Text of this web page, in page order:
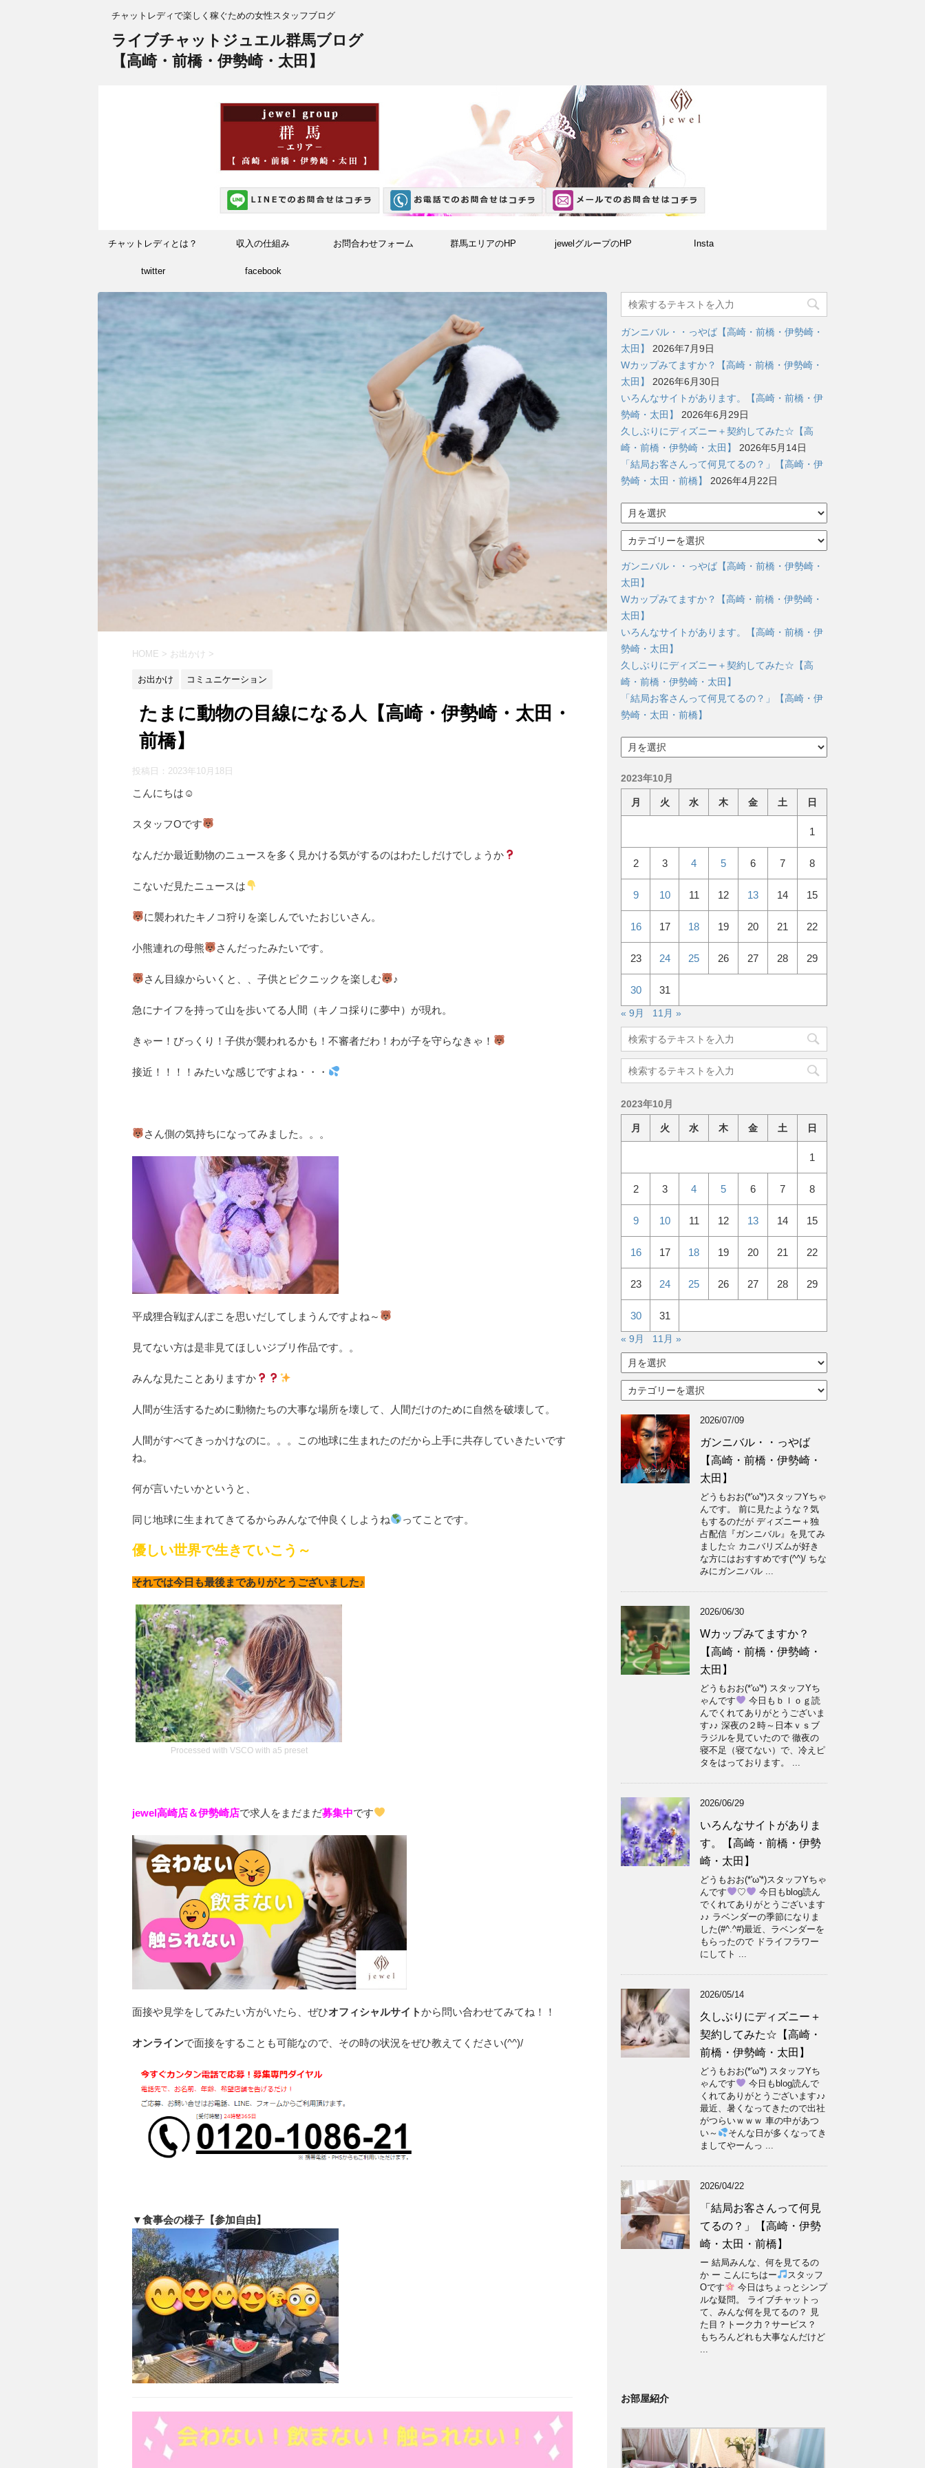
チャットレディで楽しく稼ぐための女性スタッフブログ
ライブチャットジュエル群馬ブログ
【高崎・前橋・伊勢崎・太田】
チャットレディとは？ 収入の仕組み お問合わせフォーム 群馬エリアのHP jewelグループのHP Insta
twitter facebook
HOME > お出かけ >
お出かけ コミュニケーション
たまに動物の目線になる人【高崎・伊勢崎・太田・
前橋】
投稿日： 2023年10月18日
こんにちは☺
スタッフOです
なんだか最近動物のニュースを多く見かける気がするのはわたしだけでしょうか
こないだ見たニュースは
に襲われたキノコ狩りを楽しんでいたおじいさん。
小熊連れの母熊 さんだったみたいです。
さん目線からいくと、、子供とピクニックを楽しむ ♪
急にナイフを持って山を歩いてる人間（キノコ採りに夢中）が現れ。
きゃー！びっくり！子供が襲われるかも！不審者だわ！わが子を守らなきゃ！
接近！！！！みたいな感じですよね・・・
さん側の気持ちになってみました。。。
平成狸合戦ぽんぽこを思いだしてしまうんですよね～
見てない方は是非見てほしいジブリ作品です。。
みんな見たことありますか
人間が生活するために動物たちの大事な場所を壊して、人間だけのために自然を破壊して。
人間がすべてきっかけなのに。。。この地球に生まれたのだから上手に共存していきたいです
ね。
何が言いたいかというと、
同じ地球に生まれてきてるからみんなで仲良くしようね ってことです。
優しい世界で生きていこう～
それでは今日も最後までありがとうございました♪
Processed with VSCO with a5 preset
jewel高崎店＆伊勢崎店で求人をまだまだ募集中です
面接や見学をしてみたい方がいたら、ぜひオフィシャルサイトから問い合わせてみてね！！
オンラインで面接をすることも可能なので、その時の状況をぜひ教えてください(^^)/
▼食事会の様子【参加自由】
ガンニバル・・っやば【高崎・前橋・伊勢崎・
太田】
2026年7月9日
Wカップみてますか？【高崎・前橋・伊勢崎・
太田】
2026年6月30日
いろんなサイトがあります。【高崎・前橋・伊
勢崎・太田】
2026年6月29日
久しぶりにディズニー＋契約してみた☆【高
崎・前橋・伊勢崎・太田】
2026年5月14日
「結局お客さんって何見てるの？」【高崎・伊
勢崎・太田・前橋】
2026年4月22日
ー
イ
ブ
テ
ゴ
リ
ガンニバル・・っやば【高崎・前橋・伊勢崎・
太田】
Wカップみてますか？【高崎・前橋・伊勢崎・
太田】
いろんなサイトがあります。【高崎・前橋・伊
勢崎・太田】
久しぶりにディズニー＋契約してみた☆【高
崎・前橋・伊勢崎・太田】
「結局お客さんって何見てるの？」【高崎・伊
勢崎・太田・前橋】
ー
イ
2023年10月
月 火 水 木 金 土 日
1
2 3 4 5 6 7 8
9 10 11 12 13 14 15
16 17 18 19 20 21 22
23 24 25 26 27 28 29
30 31
« 9月 11月 »
2023年10月
月 火 水 木 金 土 日
1
2 3 4 5 6 7 8
9 10 11 12 13 14 15
16 17 18 19 20 21 22
23 24 25 26 27 28 29
30 31
« 9月
11月 »
ー
イ
ブ
テ
ゴ
ー
2026/07/09
ガンニバル・・っやば
【高崎・前橋・伊勢崎・
太田】
どうもおお(*'ω'*)スタッフYちゃ
んです。 前に見たような？気
もするのだが ディズニー＋独
占配信『ガンニバル』を見てみ
ました☆ カニバリズムが好き
な方にはおすすめです(^^)/ ちな
みにガンニバル ...
2026/06/30
Wカップみてますか？
【高崎・前橋・伊勢崎・
太田】
どうもおお(*'ω'*) スタッフYち
ゃんです
今日もｂｌｏｇ読
んでくれてありがとうございま
す♪♪ 深夜の２時～日本ｖｓブ
ラジルを見ていたので 徹夜の
寝不足（寝てない）で、冷えピ
タをはっております。 ...
2026/06/29
いろんなサイトがありま
す。【高崎・前橋・伊勢
崎・太田】
どうもおお(*'ω'*)スタッフYちゃ
んです
♡
今日もblog読ん
でくれてありがとうございます
♪♪ ラベンダーの季節になりま
した(#^.^#)最近、ラベンダーを
もらったので ドライフラワー
にしてト ...
2026/05/14
久しぶりにディズニー＋
契約してみた☆【高崎・
前橋・伊勢崎・太田】
どうもおお(*'ω'*) スタッフYち
ゃんです
今日もblog読んで
くれてありがとうございます♪♪
最近、暑くなってきたので出社
がつらいｗｗｗ 車の中があつ
い～
そんな日が多くなってき
ましてやーんっ ...
2026/04/22
「結局お客さんって何見
てるの？」【高崎・伊勢
崎・太田・前橋】
ー 結局みんな、何を見てるの
か ー こんにちはー
スタッフ
Oです
今日はちょっとシンプ
ルな疑問。 ライブチャットっ
て、みんな何を見てるの？ 見
た目？トーク力？サービス？
もちろんどれも大事なんだけど
...
お部屋紹介